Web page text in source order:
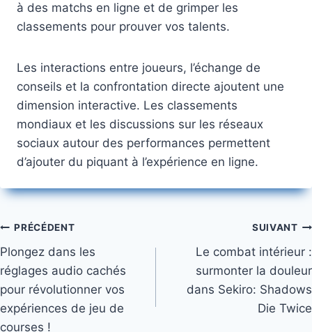
à des matchs en ligne et de grimper les
classements pour prouver vos talents.
Les interactions entre joueurs, l’échange de
conseils et la confrontation directe ajoutent une
dimension interactive. Les classements
mondiaux et les discussions sur les réseaux
sociaux autour des performances permettent
d’ajouter du piquant à l’expérience en ligne.
Navigation
de
l’article
PRÉCÉDENT
Plongez dans les
réglages audio cachés
pour révolutionner vos
expériences de jeu de
courses !
SUIVANT
Le combat intérieur :
surmonter la douleur
dans Sekiro: Shadows
Die Twice